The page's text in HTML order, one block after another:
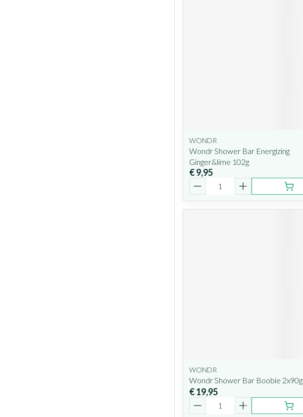
WONDR
Wondr Shower Bar Energizing
Ginger&lime 102g
€ 9,95
WONDR
Wondr Shower Bar Boobie 2x90g
€ 19,95